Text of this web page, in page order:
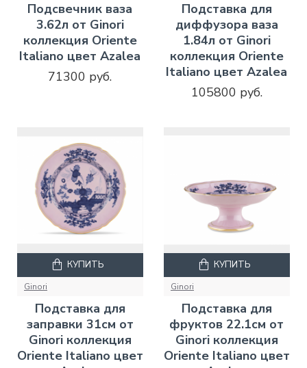
Подсвечник ваза
3.62л от Ginori
коллекция Oriente
Italiano цвет Azalea
71300 руб.
Подставка для
диффузора ваза
1.84л от Ginori
коллекция Oriente
Italiano цвет Azalea
105800 руб.
Ginori
Подставка для
заправки 31см от
Ginori коллекция
Oriente Italiano цвет
КУПИТЬ
Ginori
Подставка для
фруктов 22.1см от
Ginori коллекция
Oriente Italiano цвет
КУПИТЬ